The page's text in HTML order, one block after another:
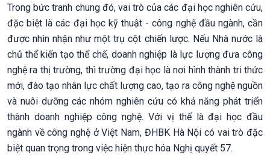
Trong bức tranh chung đó, vai trò của các đại học nghiên cứu,
đặc biệt là các đại học kỹ thuật - công nghệ đầu ngành, cần
được nhìn nhận như một trụ cột chiến lược. Nếu Nhà nước là
chủ thể kiến tạo thể chế, doanh nghiệp là lực lượng đưa công
nghệ ra thị trường, thì trường đại học là nơi hình thành tri thức
mới, đào tạo nhân lực chất lượng cao, tạo ra công nghệ nguồn
và nuôi dưỡng các nhóm nghiên cứu có khả năng phát triển
thành doanh nghiệp công nghệ. Với vị thế là đại học đầu
ngành về công nghệ ở Việt Nam, ĐHBK Hà Nội có vai trò đặc
biệt quan trọng trong việc hiện thực hóa Nghị quyết 57.